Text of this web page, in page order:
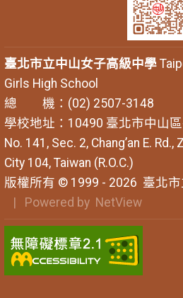
臺北市立中山女子高級中學
Girls High School
總 機：(02) 2507-3148
學校地址：10490 臺北市中山
No. 141, Sec. 2, Chang’an E.
City 104, Taiwan (R.O.C.)
版權所有 © 1999 - 2026 臺北
| Powered by NetView